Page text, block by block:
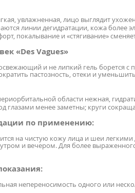
увлажненная, лицо выглядит
линии дегидратации, кожа более
покалывание и «стягивание»
«Des Vagues»
и не липкий гель борется с
пастозность, отеки и
области нежная,
глазами менее заметны; круги
по применению:
на чистую кожу лица и шеи
и вечером. Для более
непереносимость одного или